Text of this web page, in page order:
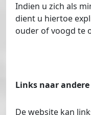
Indien u zich als
dient u hiertoe
ouder of voogd te
Links naar
De website kan